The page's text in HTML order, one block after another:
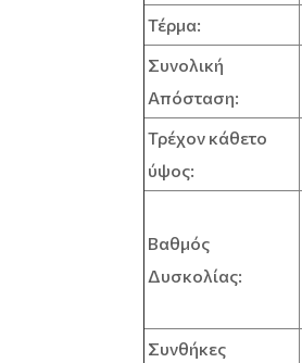
Τέρμα:
Συνολική
Απόσταση:
Τρέχον κάθετο
ύψος:
Βαθμός
Δυσκολίας:
Συνθήκες